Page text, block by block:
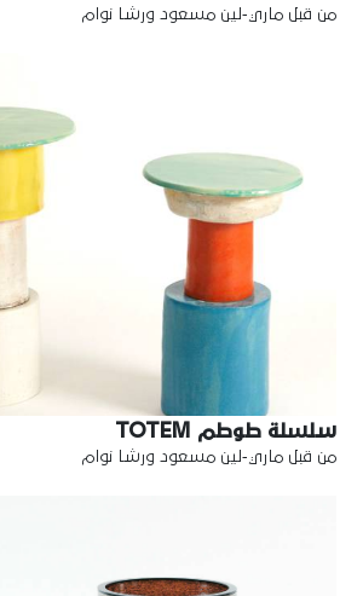
من قبل ماري-لين مسعود ورشا نوام
سلسلة طوطم TOTEM
من قبل ماري-لين مسعود ورشا نوام